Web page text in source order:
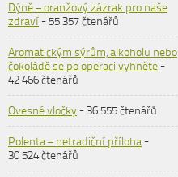
Dýně – oranžový zázrak pro naše
zdraví- 55 357 čtenářů
Aromatickým sýrům, alkoholu nebo
čokoládě se po operaci vyhněte-
42 466 čtenářů
Ovesné vločky- 36 555 čtenářů
Polenta – netradiční příloha-
30 524 čtenářů